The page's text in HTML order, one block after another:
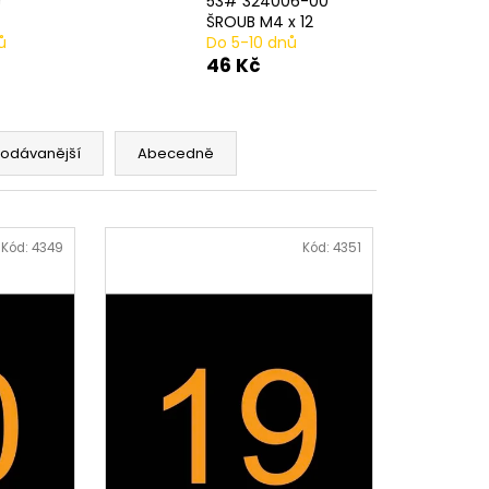
ŠROUB M4 x 12
Do 5-10 dnů
46 Kč
Abecedně
Kód: 4349 Kód: 4351
SVORKA SA